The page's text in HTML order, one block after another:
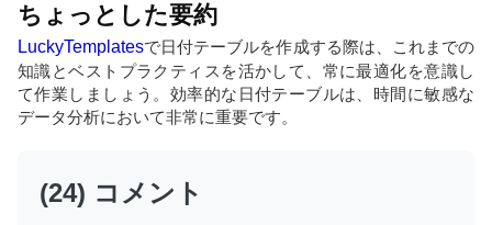
ちょっとした要約
LuckyTemplatesで日付テーブルを作成する際は、これまでの
知識とベストプラクティスを活かして、常に最適化を意識し
て作業しましょう。効率的な日付テーブルは、時間に敏感な
データ分析において非常に重要です。
(24) コメント